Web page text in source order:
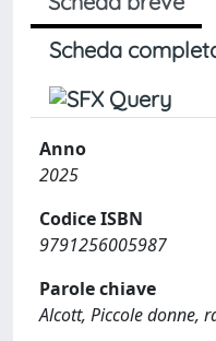
Scheda
Anno
2025
Codice ISBN
9791256005987
Parole chiave
Alcott, Piccole donne,